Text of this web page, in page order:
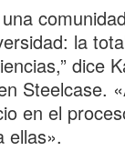
la
dice
Steelcase.
en el
ellas».